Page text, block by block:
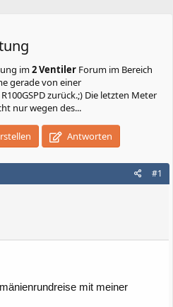
im2 Ventiler Forum im Bereich
gerade von einer
zurück.;) Die letzten Meter
nur wegen des...
Antworten
#1
mit meiner